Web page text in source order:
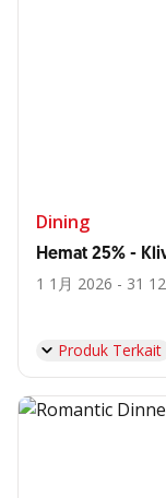
Dining
Hemat 25% -
1 1月 2026 - 31
Produk Terkait